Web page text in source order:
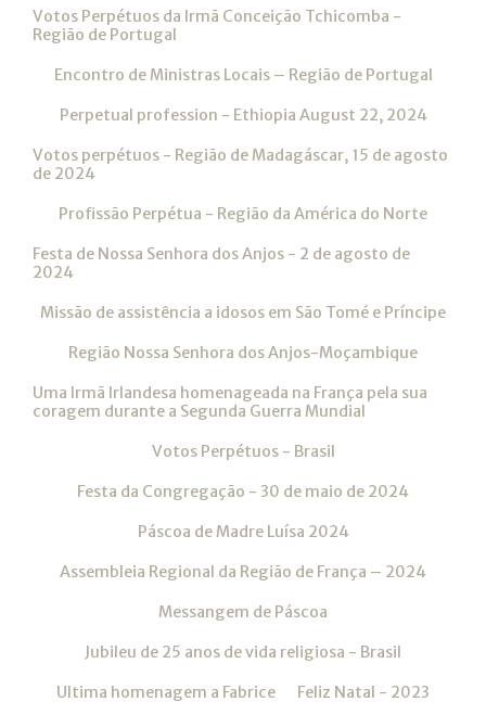
Votos Perpétuos da Irmã Conceição Tchicomba -
Região de Portugal
Encontro de Ministras Locais – Região de Portugal
Perpetual profession - Ethiopia August 22, 2024
Votos perpétuos - Região de Madagáscar, 15 de agosto
de 2024
Profissão Perpétua - Região da América do Norte
Festa de Nossa Senhora dos Anjos - 2 de agosto de
2024
Missão de assistência a idosos em São Tomé e Príncipe
Região Nossa Senhora dos Anjos-Moçambique
Uma Irmã Irlandesa homenageada na França pela sua
coragem durante a Segunda Guerra Mundial
Votos Perpétuos - Brasil
Festa da Congregação - 30 de maio de 2024
Páscoa de Madre Luísa 2024
Assembleia Regional da Região de França – 2024
Messangem de Páscoa
Jubileu de 25 anos de vida religiosa - Brasil
Ultima homenagem a Fabrice Feliz Natal - 2023